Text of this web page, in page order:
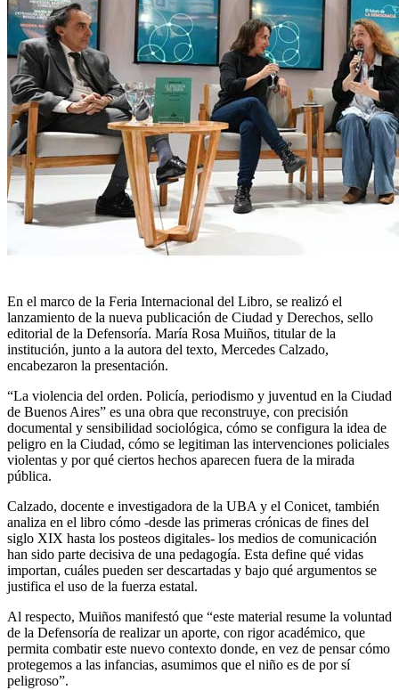
En el marco de la Feria Internacional del Libro, se realizó el
lanzamiento de la nueva publicación de Ciudad y Derechos, sello
editorial de la Defensoría. María Rosa Muiños, titular de la
institución, junto a la autora del texto, Mercedes Calzado,
encabezaron la presentación.
“La violencia del orden. Policía, periodismo y juventud en la Ciudad
de Buenos Aires” es una obra que reconstruye, con precisión
documental y sensibilidad sociológica, cómo se configura la idea de
peligro en la Ciudad, cómo se legitiman las intervenciones policiales
violentas y por qué ciertos hechos aparecen fuera de la mirada
pública.
Calzado, docente e investigadora de la UBA y el Conicet, también
analiza en el libro cómo -desde las primeras crónicas de fines del
siglo XIX hasta los posteos digitales- los medios de comunicación
han sido parte decisiva de una pedagogía. Esta define qué vidas
importan, cuáles pueden ser descartadas y bajo qué argumentos se
justifica el uso de la fuerza estatal.
Al respecto, Muiños manifestó que “este material resume la voluntad
de la Defensoría de realizar un aporte, con rigor académico, que
permita combatir este nuevo contexto donde, en vez de pensar cómo
protegemos a las infancias, asumimos que el niño es de por sí
peligroso”.